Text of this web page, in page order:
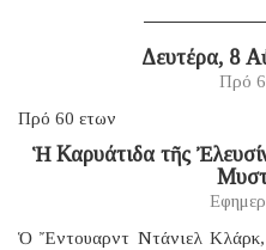
Δευτέρα, 8
Πρό
Πρό 60 ετων
Ἡ Καρυάτιδα τῆς
Ὁ Ἔντουαρντ Ντάνιελ Κλάρκ,